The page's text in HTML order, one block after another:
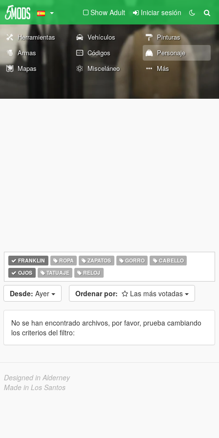
Show Adult Iniciar sesión
Herramientas Vehículos
Pinturas
Armas
Códigos
Personaje
Mapas
Misceláneo Más
FRANKLIN ROPA ZAPATOS GORRO
CABELLO
OJOS
TATUAJE RELOJ
Desde: Ayer Ordenar por: Las más votadas
No se han encontrado archivos, por favor, prueba cambiando
los criterios del filtro:
Designed in Alderney
Made in Los Santos